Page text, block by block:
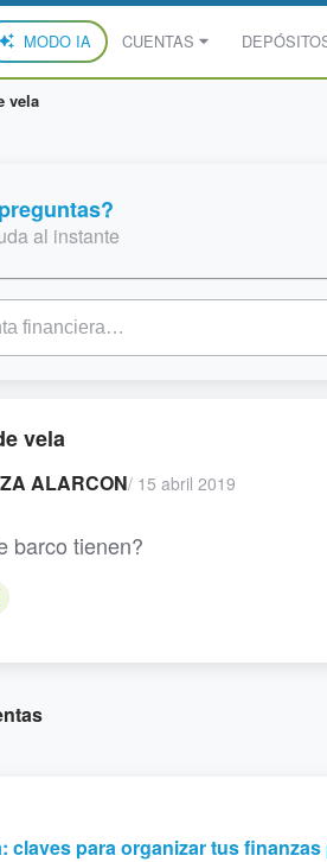
MODO IA CUENTAS
vela
al instante
vela
ALARCON/ 15 abril 2019
barco tienen?
claves para organizar tus